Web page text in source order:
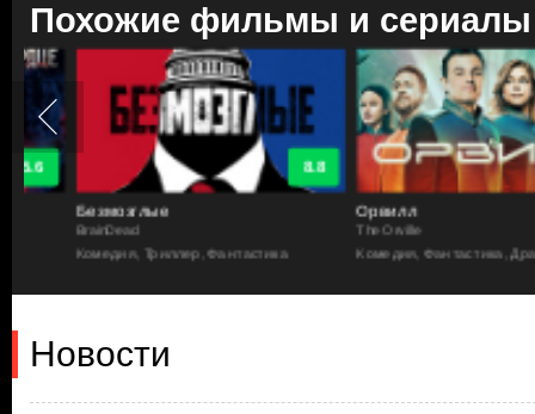
Похожие фильмы и сериалы
8.8
Безмозглые
BrainDead
Комедия, Триллер, Фантастика
Орвилл
The Orville
Комедия, Фантастика, Драма
Новости